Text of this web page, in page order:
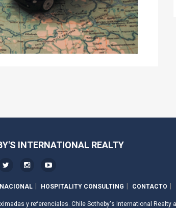
INTERNATIONAL REALTY
HOSPITALITY CONSULTING CONTACTO
y referenciales. Chile Sotheby's International Realty